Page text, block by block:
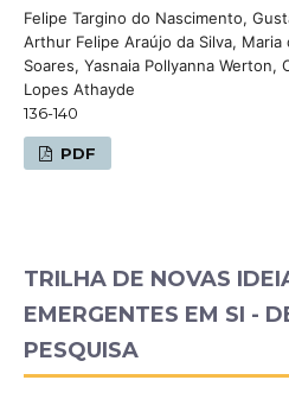
Felipe Targino do Nascimento,
Arthur Felipe Araújo da Silva,
Soares, Yasnaia Pollyanna Werton,
Lopes Athayde
136-140
PDF
TRILHA DE NOVAS
EMERGENTES EM SI -
PESQUISA